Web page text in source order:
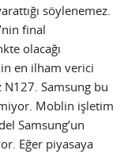
söylenemez.
final
olacağı
en ilham verici
Samsung bu
Moblin işletim
Samsung’un
Eğer piyasaya